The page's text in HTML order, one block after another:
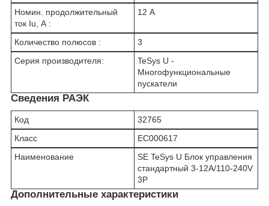
Номин. продолжительный
ток Iu, А :
12 А
Количество полюсов :
3
Серия производителя:
TeSys U -
Многофункциональные
пускатели
Сведения РАЭК
Код
32765
Класс
EC000617
Наименование
SE TeSys U Блок управления
стандартный 3-12А/110-240V
3P
Дополнительные характеристики